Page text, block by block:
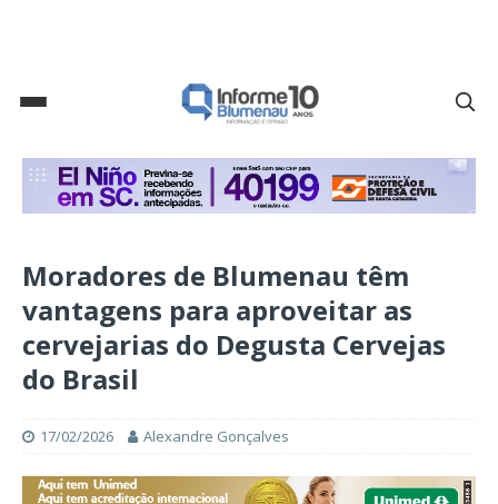
Moradores de Blumenau têm
vantagens para aproveitar as
cervejarias do Degusta Cervejas
do Brasil
17/02/2026 Alexandre Gonçalves